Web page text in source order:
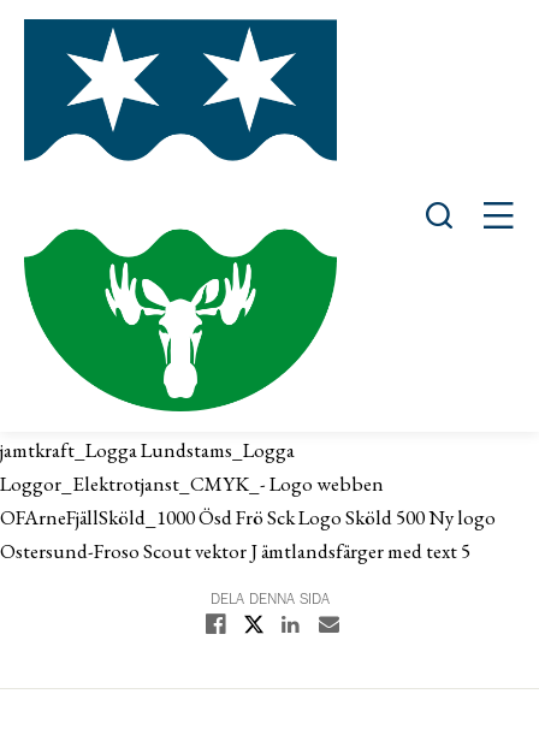
Öppna
jamtkraft_Logga Lundstams_Logga
Loggor_Elektrotjanst_CMYK_- Logo webben
OFArneFjällSköld_1000 Ösd Frö Sck Logo Sköld 500 Ny logo
Ostersund-Froso Scout vektor J ämtlandsfärger med text 5
DELA DENNA SIDA
Dela på Facebook
Dela på XDela på Linkedin
Dela med E-post